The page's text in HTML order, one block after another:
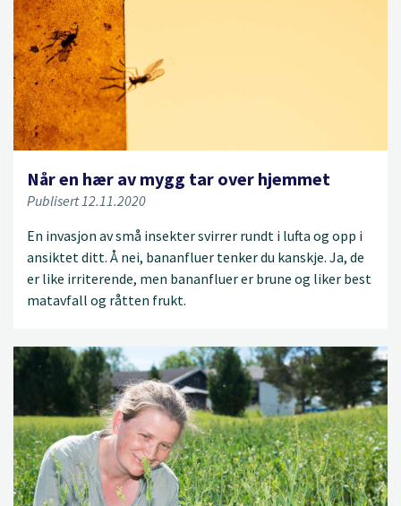
Når en hær av mygg tar over hjemmet
Publisert 12.11.2020
En invasjon av små insekter svirrer rundt i lufta og opp i
ansiktet ditt. Å nei, bananfluer tenker du kanskje. Ja, de
er like irriterende, men bananfluer er brune og liker best
matavfall og råtten frukt.